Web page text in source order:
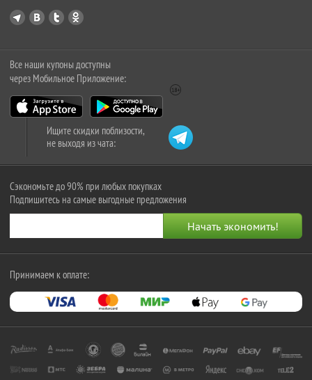
Все наши купоны доступны
через Мобильное Приложение:
Ищите скидки поблизости,
не выходя из чата:
Сэкономьте до 90% при любых покупках
Подпишитесь на самые выгодные предложения
Принимаем к оплате: